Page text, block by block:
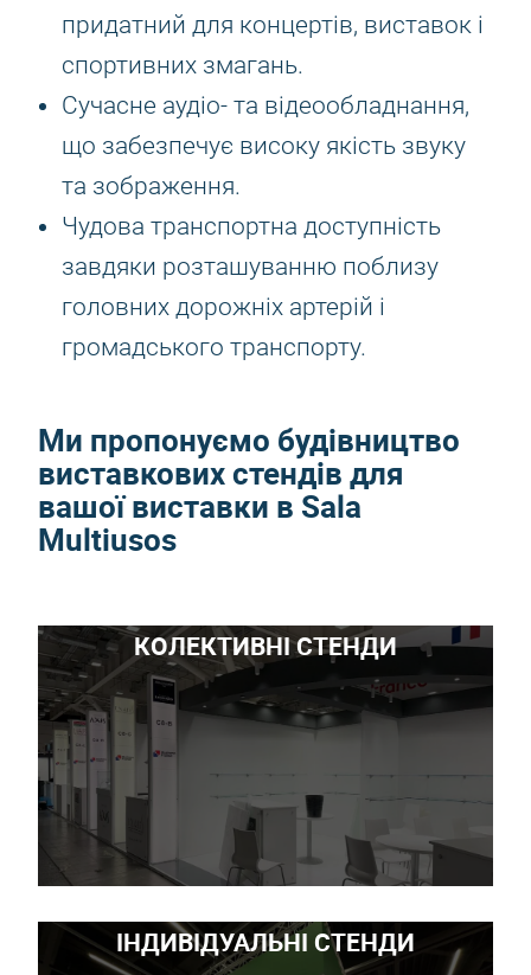
придатний для концертів, виставок і
спортивних змагань.
Сучасне аудіо- та відеообладнання,
що забезпечує високу якість звуку
та зображення.
Чудова транспортна доступність
завдяки розташуванню поблизу
головних дорожніх артерій і
громадського транспорту.
Ми пропонуємо будівництво
виставкових стендів для
вашої виставки в Sala
Multiusos
КОЛЕКТИВНІ СТЕНДИ
ІНДИВІДУАЛЬНІ СТЕНДИ